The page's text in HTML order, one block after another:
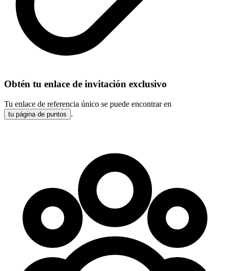
Obtén tu enlace de invitación exclusivo
Tu enlace de referencia único se puede encontrar en
tu página de puntos .